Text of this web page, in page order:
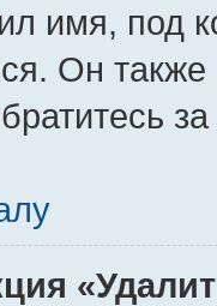
имя, под
Он